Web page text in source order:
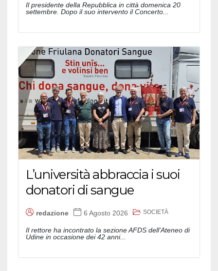
Il presidente della Repubblica in città domenica 20
settembre. Dopo il suo intervento il Concerto...
L’università abbraccia i suoi
donatori di sangue
redazione 6 Agosto 2026 SOCIETÀ
Il rettore ha incontrato la sezione AFDS dell'Ateneo di
Udine in occasione dei 42 anni...